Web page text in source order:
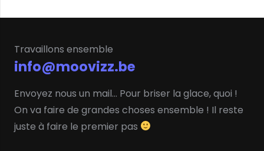
Travaillons ensemble
info@moovizz.be
Envoyez nous un mail… Pour briser la glace, quoi !
On va faire de grandes choses ensemble ! Il reste
juste à faire le premier pas